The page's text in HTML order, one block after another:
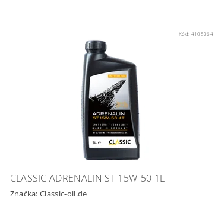
Kód: 4108064
CLASSIC ADRENALIN ST 15W-50 1L
Značka:Classic-oil.de